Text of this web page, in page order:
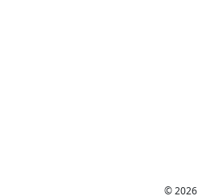
© 2026